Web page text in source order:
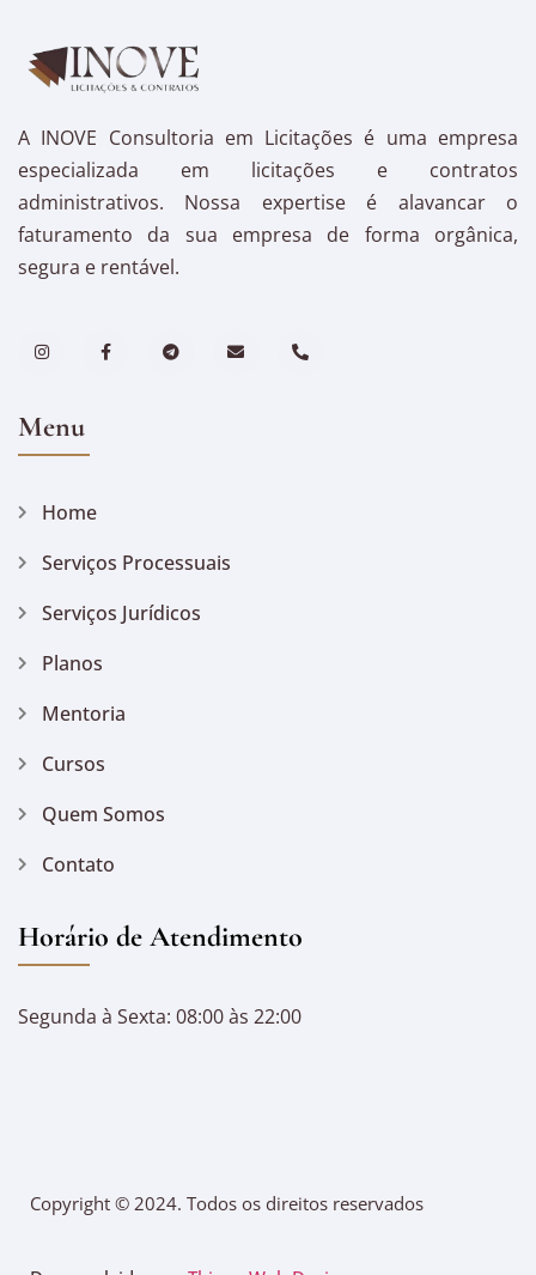
A INOVE Consultoria em Licitações é uma empresa
especializada em licitações e contratos
administrativos. Nossa expertise é alavancar o
faturamento da sua empresa de forma orgânica,
segura e rentável.
Menu
Home
Serviços Processuais
Serviços Jurídicos
Planos
Mentoria
Cursos
Quem Somos
Contato
Horário de Atendimento
Segunda à Sexta: 08:00 às 22:00
Copyright © 2024. Todos os direitos reservados